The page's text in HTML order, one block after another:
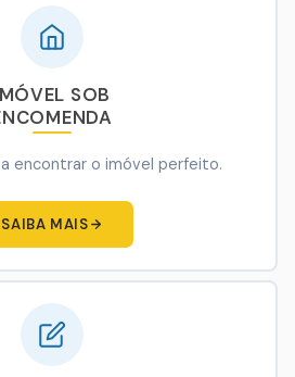
SOB
encontrar o imóvel perfeito.
SAIBA MAIS